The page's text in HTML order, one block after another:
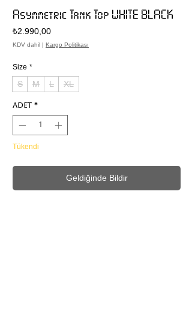
Asymmetric Tank Top WHITE BLACK
₺2.990,00Fiyat
KDV dahil | Kargo Politikası
Size *
S M L XL
Adet *
Tükendi
Geldiğinde Bildir